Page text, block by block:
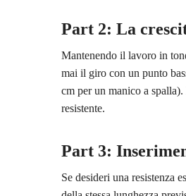
Part 2: La
Mantenendo il lavoro in
mai il giro con un punto
cm per un manico a
resistente.
Part 3:
Se desideri una resistenza